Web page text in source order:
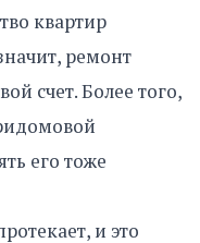
квартир
ремонт
счет. Более того,
его тоже
и это